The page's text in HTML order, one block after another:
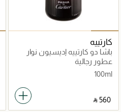
كارتييه
باشا دو كارتييه إديسيون نوار
سبور ماء تواليت
عطور رجالية
100ml
‎ ⃁ ⁦560⁩ ‎